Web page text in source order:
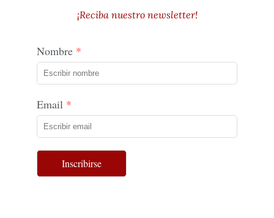
¡Reciba nuestro newsletter!
Nombre
Email
Inscribirse